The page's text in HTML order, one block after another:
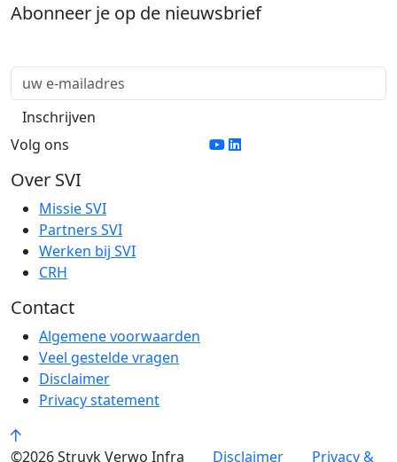
Abonneer je op de nieuwsbrief
Volg ons
Over SVI
Missie SVI
Partners SVI
Werken bij SVI
CRH
Contact
Algemene voorwaarden
Veel gestelde vragen
Disclaimer
Privacy statement
©2026 Struyk Verwo Infra Disclaimer Privacy &